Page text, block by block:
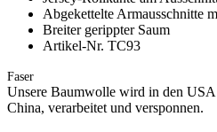
Abgekettelte Armausschnitte
Breiter gerippter Saum
Artikel-Nr. TC93
Faser
Unsere Baumwolle wird in den
China, verarbeitet und versponnen.